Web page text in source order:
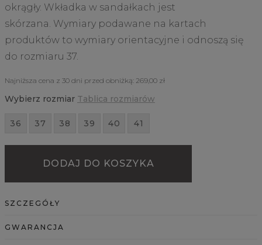
okrągły. Wkładka w sandałkach jest
skórzana. Wymiary podawane na kartach
produktów to wymiary orientacyjne i odnoszą się
do rozmiaru 37.
Najniższa cena z 30 dni przed obniżką: 269,00 zł
Wybierz rozmiar Tablica rozmiarów
36 37 38 39 40 41
DODAJ DO KOSZYKA
SZCZEGÓŁY
GWARANCJA